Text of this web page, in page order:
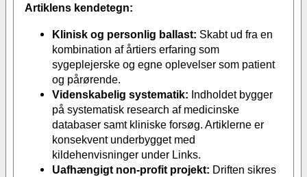
Artiklens kendetegn:
Klinisk og personlig ballast: Skabt ud fra en
kombination af årtiers erfaring som
sygeplejerske og egne oplevelser som patient
og pårørende.
Videnskabelig systematik: Indholdet bygger
på systematisk research af medicinske
databaser samt kliniske forsøg. Artiklerne er
konsekvent underbygget med
kildehenvisninger under Links.
Uafhængigt non-profit projekt: Driften sikres